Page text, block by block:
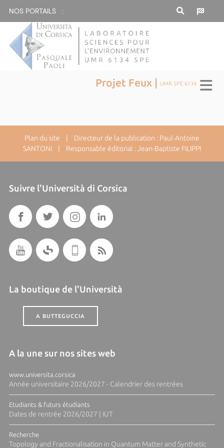
NOS PORTAILS :
Projet Feux | UMR SPE 6134
Plan du site | Directeur de la publication : Paul-Antoine
SANTONI | Responsable éditorial : Jean-Baptiste FILIPPI
Suivre l'Università di Corsica
La boutique de l'Università
A BUTTEGUCCIA
A la une sur nos sites web
www.universita.corsica
Année universitaire 2026/2027 - Calendrier des rentrées
Etudiants & futurs étudiants
Dates de rentrée 2026/2027 | IUT
Recherche
Topology and Fractionalisation in Quantum Matter and Synthetic